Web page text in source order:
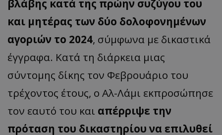
βλάβης κατά της πρώην συζύγου του
και μητέρας των δύο δολοφονημένων
αγοριών το 2024, σύμφωνα με δικαστικά
έγγραφα. Κατά τη διάρκεια μιας
σύντομης δίκης τον Φεβρουάριο του
τρέχοντος έτους, ο Αλ-Λάμι εκπροσώπησε
τον εαυτό του και απέρριψε την
πρόταση του δικαστηρίου να επιλυθεί